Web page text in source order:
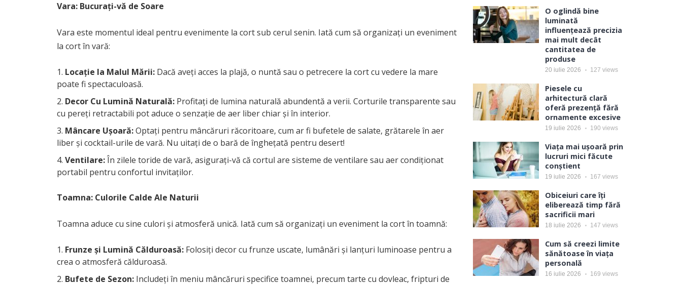
Vara: Bucurați-vă de Soare
Vara este momentul ideal pentru evenimente la cort sub cerul senin. Iată cum să organizați un eveniment
la cort în vară:
Locație la Malul Mării: Dacă aveți acces la plajă, o nuntă sau o petrecere la cort cu vedere la mare
poate fi spectaculoasă.
Decor Cu Lumină Naturală: Profitați de lumina naturală abundentă a verii. Corturile transparente sau
cu pereți retractabili pot aduce o senzație de aer liber chiar și în interior.
Mâncare Ușoară:Optați pentru mâncăruri răcoritoare, cum ar fi bufetele de salate, grătarele în aer
liber și cocktail-urile de vară. Nu uitați de o bară de înghețată pentru desert!
Ventilare:În zilele toride de vară, asigurați-vă că cortul are sisteme de ventilare sau aer condiționat
portabil pentru confortul invitaților.
Toamna: Culorile Calde Ale Naturii
Toamna aduce cu sine culori și atmosferă unică. Iată cum să organizați un eveniment la cort în toamnă:
Frunze și Lumină Călduroasă: Folosiți decor cu frunze uscate, lumânări și lanțuri luminoase pentru a
crea o atmosferă călduroasă.
Bufete de Sezon: Includeți în meniu mâncăruri specifice toamnei, precum tarte cu dovleac, fripturi de
O oglindă bine
luminată
influențează precizia
mai mult decât
cantitatea de
produse
20 iulie 2026 127 views
Piesele cu
arhitectură clară
oferă prezență fără
ornamente excesive
19 iulie 2026 190 views
Viața mai ușoară prin
lucruri mici făcute
conștient
19 iulie 2026 167 views
Obiceiuri care îți
eliberează timp fără
sacrificii mari
18 iulie 2026 147 views
Cum să creezi limite
sănătoase în viața
personală
16 iulie 2026 169 views